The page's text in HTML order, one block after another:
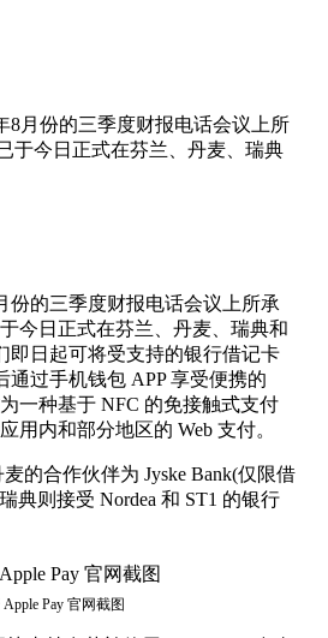
8月份的三季度财报电话会议上所
于今日正式在芬兰、丹麦、瑞典
的三季度财报电话会议上所承
今日正式在芬兰、丹麦、瑞典和
即日起可将受支持的银行借记卡
通过手机钱包 APP 享受便携的
一种基于 NFC 的免接触式支付
用内和部分地区的 Web 支付。
合作伙伴为 Jyske Bank(仅限借
典则接受 Nordea 和 ST1 的银行
Pay 官网截图